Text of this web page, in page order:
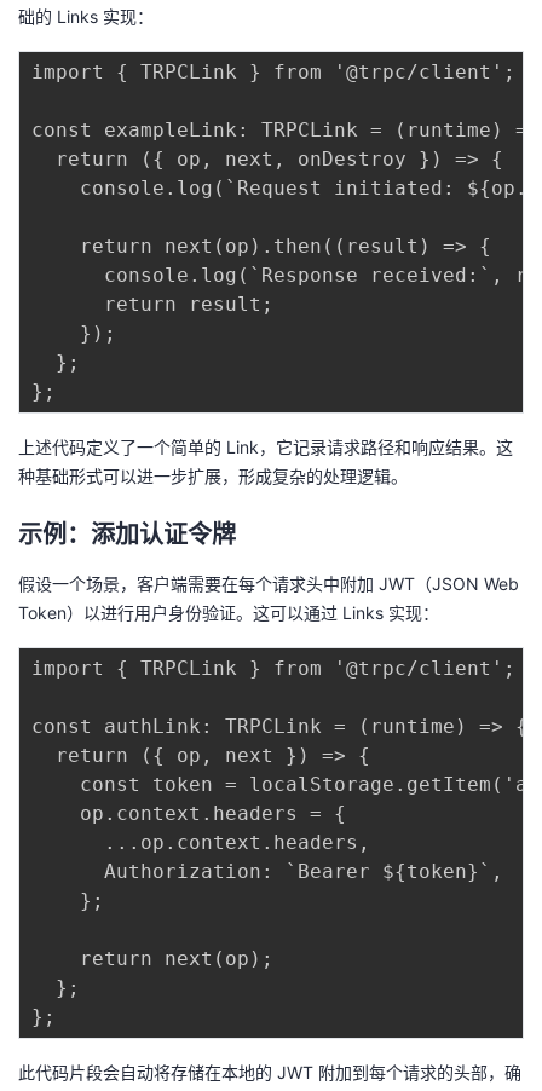
验
收
议
础的 Links 实现：
import { TRPCLink } from '@trpc/client';
const exampleLink: TRPCLink = (runtime)
  return ({ op, next, onDestroy }) => {
console.log(`Request initiated:
    return next(op).then((result) => {
console.log(`Response received:`,
      return result;
    });
  };
上述代码定义了一个简单的 Link，它记录请求路径和响应结果。这
种基础形式可以进一步扩展，形成复杂的处理逻辑。
示例：添加认证令牌
假设一个场景，客户端需要在每个请求头中附加 JWT（JSON Web
Token）以进行用户身份验证。这可以通过 Links 实现：
import { TRPCLink } from '@trpc/client';
const authLink: TRPCLink = (runtime) => {
  return ({ op, next }) => {
const token =
    op.context.headers = {
      ...op.context.headers,
      Authorization: `Bearer ${token}`,
    };
    return next(op);
  };
此代码片段会自动将存储在本地的 JWT 附加到每个请求的头部，确